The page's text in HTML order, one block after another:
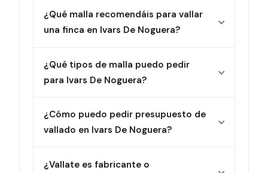
¿Qué malla recomendáis para vallar
una finca en Ivars De Noguera?
¿Qué tipos de malla puedo pedir
para Ivars De Noguera?
¿Cómo puedo pedir presupuesto de
vallado en Ivars De Noguera?
¿Vallate es fabricante o